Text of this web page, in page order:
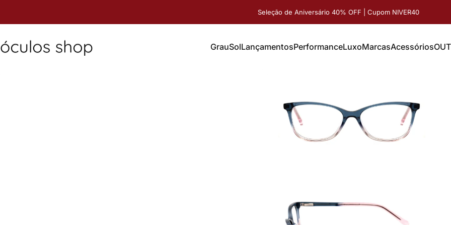
Seleção de Aniversário 40% OFF | Cupom NIVER40
Óculos Shop GrauSolLançamentosPerformanceLuxoMarcasAcessórios